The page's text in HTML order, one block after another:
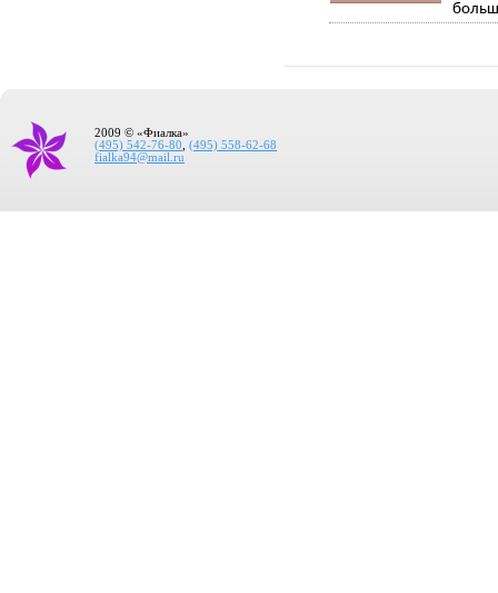
2009 © «Фиалка»
(495) 542-76-80
(495) 558-62-68
fialka94@mail.ru